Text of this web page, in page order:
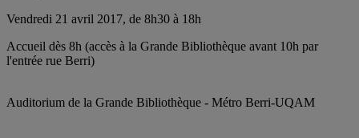
Vendredi 21 avril 2017, de 8h30 à 18h
Accueil dès 8h (accès à la Grande Bibliothèque avant 10h par
l'entrée rue Berri)
Auditorium de la Grande Bibliothèque - Métro Berri-UQAM